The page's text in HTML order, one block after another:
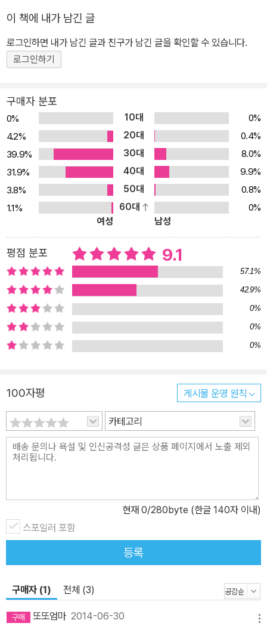
어려움을 헤쳐 나가는 힘은 오랜 세월 동안 살아오면서 몸으로 터득
한 지혜와 재치에서 오는 것이지요. 보잘 것 없어 보이는 사람들도 지
혜를 함께 모으면 큰 힘을 낼 수 있다는 것을 조금은 황당하고 허풍 섞
나올 수 있는 바로 그런 힘 말이에요. 자연 속에 사는 모든 것을 사랑
하는 마음 퉁방울 같은 눈으로 소금 장수를 잡아먹으려고 혓바닥을
날름거리는 호랑이 얼굴은 무서워 보이기는커녕 마치 민화 속 호랑이
처럼 익살스러워 보입니다. 배가 아파 몸부림치며 뒹굴고, 벼랑에서
떨어져 죽는 모습은 불쌍해 보이면서도 한편으로는 웃음이 나옵니다.
무서운 맹수의 모습에서조차 이런 따뜻한 느낌을 받을 수 있는 것은
자연 속에 사는 모든 동물을 사랑하는 그린 이의 마음이 바탕에 깔려
있기 때문일 거예요. 토끼와 사슴, 여우 같은 작은 동물들 하나하나에
서도 그런 마음을 느낄 수 있지요. 소금 장수와 같이 다니는 나귀 모습
에서는 그린 이의 재치가 잘 드러납니다. 나귀의 능청스런 표정과 몸
짓은 깜짝 놀라고, 반가워하고, 걱정하고, 신나게 즐기는 주인의 감정
과 그대로 닮아있어 보는 이들에게 또 다른 웃음을 줍니다. 힘이 세다
고 으스대다가 혼쭐나는 호랑이, 주인의 친구가 되어 주인과 함께 같
이 울고 웃을 줄 아는 나귀. 모두가 우리의 동무이지요.
이 책에 내가 남긴 글
로그인하면 내가 남긴 글과 친구가 남긴 글을 확인할 수 있습니다.
로그인하기
구매자 분포
0% 10대
0%
4.2%
20대
0.4%
39.9%
30대
8.0%
31.9%
40대
9.9%
3.8%
50대
0.8%
1.1%
60대
0%
여성
남성
평점 분포 9.1
57.1%
42.9%
0%
0%
0%
100자평 게시물 운영 원칙
카테고리
현재 0/280byte (한글 140자 이내)
스포일러 포함
등록
구매자 (1) 전체 (3)
또또엄마 2014-06-30